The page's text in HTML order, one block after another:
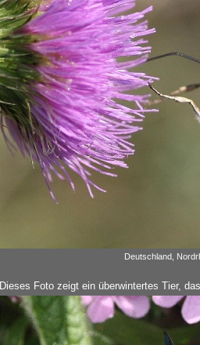
Deutschland,
Dieses Foto zeigt ein überwintertes Tier,